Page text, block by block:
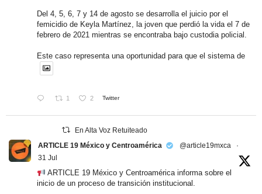
Del 4, 5, 6, 7 y 14 de agosto se desarrolla el juicio por el
femicidio de Keyla Martínez, la joven que perdió la vida el 7 de
febrero de 2021 mientras se encontraba bajo custodia policial.
Este caso representa una oportunidad para que el sistema de
1 2 Twitter
En Alta Voz Retuiteado
ARTICLE 19 México y Centroamérica
@article19mxca
·
31 Jul
ARTICLE 19 México y Centroamérica informa sobre el
inicio de un proceso de transición institucional.